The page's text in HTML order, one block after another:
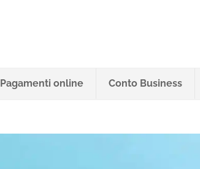
Pagamenti online Conto Business